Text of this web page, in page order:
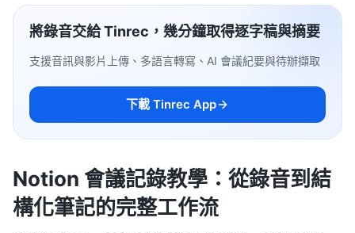
將錄音交給 Tinrec，幾分鐘取得逐字稿與摘要
支援音訊與影片上傳、多語言轉寫、AI 會議紀要與待辦擷取
下載 Tinrec App
Notion 會議記錄教學：從錄音到結
構化筆記的完整工作流